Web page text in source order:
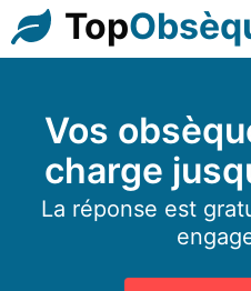
Top
Vos
charge
La réponse est